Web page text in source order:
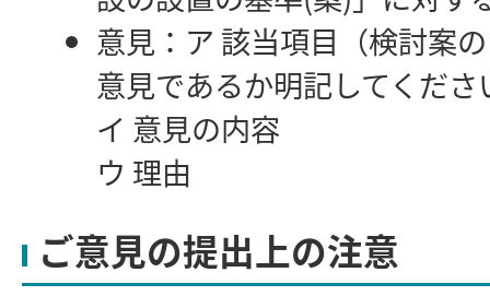
意見：ア 該当項目（検討案
意見であるか明記してくださ
イ 意見の内容
ウ 理由
ご意見の提出上の注意